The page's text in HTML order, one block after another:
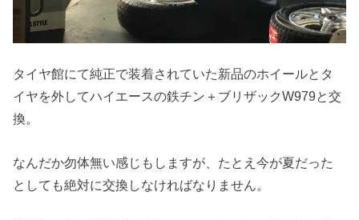
タイヤ館にて純正で装着されていた新品のホイールとタ
イヤを外してハイエースの鉄チン＋ブリザックW979と交
換。
なんだか勿体無い感じもしますが、たとえ今が夏だった
としても絶対に交換しなければなりません。